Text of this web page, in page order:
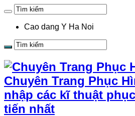
Cao dang Y Ha Noi
Chuyên Trang Phục
nhập các kĩ thuật
tiến nhất